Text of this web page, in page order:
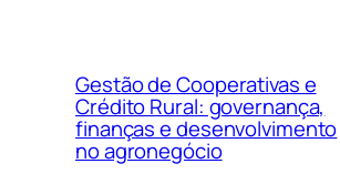
Gestão de Cooperativas e
Crédito Rural: governança,
finanças e desenvolvimento
no agronegócio